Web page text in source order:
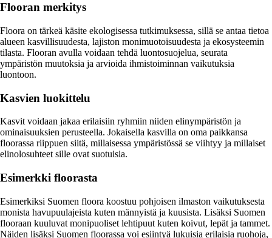
Flooran merkitys
Floora on tärkeä käsite ekologisessa tutkimuksessa, sillä se antaa tietoa
alueen kasvillisuudesta, lajiston monimuotoisuudesta ja ekosysteemin
tilasta. Flooran avulla voidaan tehdä luontosuojelua, seurata
ympäristön muutoksia ja arvioida ihmistoiminnan vaikutuksia
luontoon.
Kasvien luokittelu
Kasvit voidaan jakaa erilaisiin ryhmiin niiden elinympäristön ja
ominaisuuksien perusteella. Jokaisella kasvilla on oma paikkansa
floorassa riippuen siitä, millaisessa ympäristössä se viihtyy ja millaiset
elinolosuhteet sille ovat suotuisia.
Esimerkki floorasta
Esimerkiksi Suomen floora koostuu pohjoisen ilmaston vaikutuksesta
monista havupuulajeista kuten männyistä ja kuusista. Lisäksi Suomen
flooraan kuuluvat monipuoliset lehtipuut kuten koivut, lepät ja tammet.
Näiden lisäksi Suomen floorassa voi esiintyä lukuisia erilaisia ruohoja,